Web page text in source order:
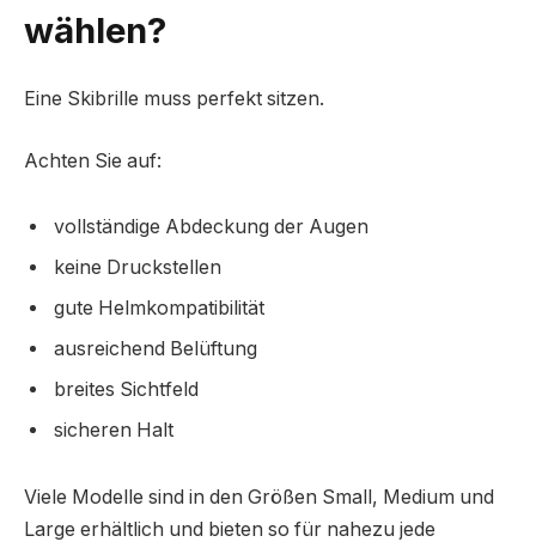
wählen?
Eine Skibrille muss perfekt sitzen.
Achten Sie auf:
vollständige Abdeckung der Augen
keine Druckstellen
gute Helmkompatibilität
ausreichend Belüftung
breites Sichtfeld
sicheren Halt
Viele Modelle sind in den Größen Small, Medium und
Large erhältlich und bieten so für nahezu jede